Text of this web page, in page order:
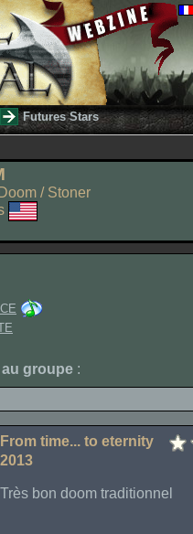
Futures Stars
/ Stoner
groupe :
From time... to eternity
2013
Très bon doom traditionnel